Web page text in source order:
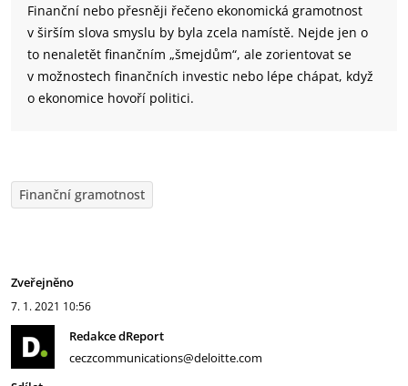
Finanční nebo přesněji řečeno ekonomická gramotnost
v širším slova smyslu by byla zcela namístě. Nejde jen o
to nenaletět finančním „šmejdům“, ale zorientovat se
v možnostech finančních investic nebo lépe chápat, když
o ekonomice hovoří politici.
Finanční gramotnost
Zveřejněno
7. 1. 2021 10:56
Redakce dReport
ceczcommunications@deloitte.com